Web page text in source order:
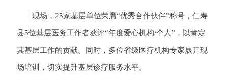
现场，25家基层单位荣膺“优秀合作伙伴”称号，仁寿
县5位基层医务工作者获评“年度爱心机构/个人”，以肯定
其基层工作的贡献。同时，多位省级医疗机构专家展开现
场培训，切实提升基层诊疗服务水平。